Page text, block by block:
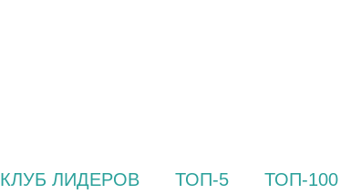
КЛУБ ЛИДЕРОВ ТОП-5 ТОП-100